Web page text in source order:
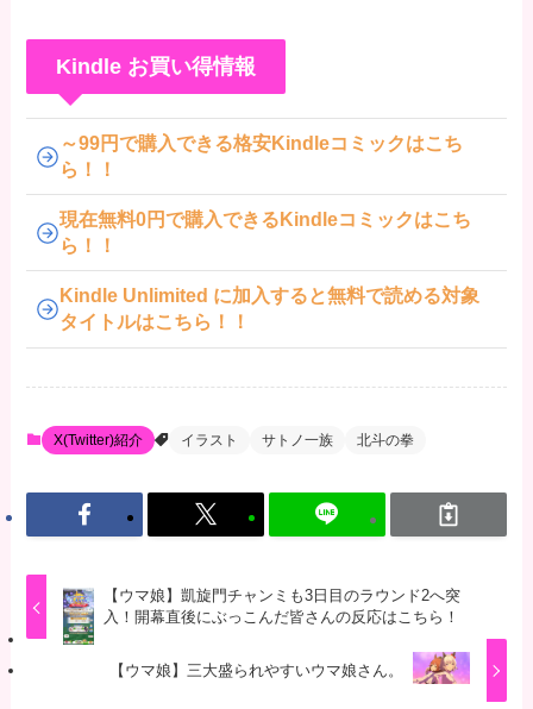
Kindle お買い得情報
～99円で購入できる格安Kindleコミックはこち
ら！！
現在無料0円で購入できるKindleコミックはこち
ら！！
Kindle Unlimited に加入すると無料で読める対象
タイトルはこちら！！
X(Twitter)紹介 イラスト サトノ一族 北斗の拳
【ウマ娘】凱旋門チャンミも3日目のラウンド2へ突
入！開幕直後にぶっこんだ皆さんの反応はこちら！
【ウマ娘】三大盛られやすいウマ娘さん。